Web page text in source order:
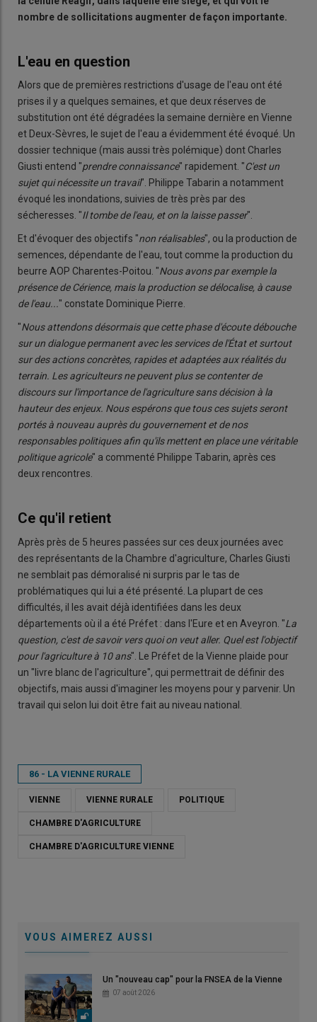
nombre de sollicitations augmenter de façon importante.
L'eau en question
Alors que de premières restrictions d'usage de l'eau ont été
prises il y a quelques semaines, et que deux réserves de
substitution ont été dégradées la semaine dernière en Vienne
et Deux-Sèvres, le sujet de l'eau a évidemment été évoqué. Un
dossier technique (mais aussi très polémique) dont Charles
Giusti entend "prendre connaissance" rapidement. "C'est un
sujet qui nécessite un travail". Philippe Tabarin a notamment
évoqué les inondations, suivies de très près par des
sécheresses. "Il tombe de l'eau, et on la laisse passer".
Et d'évoquer des objectifs "non réalisables", ou la production de
semences, dépendante de l'eau, tout comme la production du
beurre AOP Charentes-Poitou. "Nous avons par exemple la
présence de Cérience, mais la production se délocalise, à cause
de l'eau..." constate Dominique Pierre.
"Nous attendons désormais que cette phase d'écoute débouche
sur un dialogue permanent avec les services de l'État et surtout
sur des actions concrètes, rapides et adaptées aux réalités du
terrain. Les agriculteurs ne peuvent plus se contenter de
discours sur l'importance de l'agriculture sans décision à la
hauteur des enjeux. Nous espérons que tous ces sujets seront
portés à nouveau auprès du gouvernement et de nos
responsables politiques afin qu'ils mettent en place une véritable
politique agricole" a commenté Philippe Tabarin, après ces
deux rencontres.
Ce qu'il retient
Après près de 5 heures passées sur ces deux journées avec
des représentants de la Chambre d'agriculture, Charles Giusti
ne semblait pas démoralisé ni surpris par le tas de
problématiques qui lui a été présenté. La plupart de ces
difficultés, il les avait déjà identifiées dans les deux
départements où il a été Préfet : dans l'Eure et en Aveyron. "La
question, c'est de savoir vers quoi on veut aller. Quel est l'objectif
pour l'agriculture à 10 ans". Le Préfet de la Vienne plaide pour
un "livre blanc de l'agriculture", qui permettrait de définir des
objectifs, mais aussi d'imaginer les moyens pour y parvenir. Un
travail qui selon lui doit être fait au niveau national.
86 - LA VIENNE RURALE
VIENNE VIENNE RURALE POLITIQUE
CHAMBRE D'AGRICULTURE
CHAMBRE D'AGRICULTURE VIENNE
VOUS AIMEREZ AUSSI
Un "nouveau cap" pour la FNSEA de la Vienne
07 août 2026